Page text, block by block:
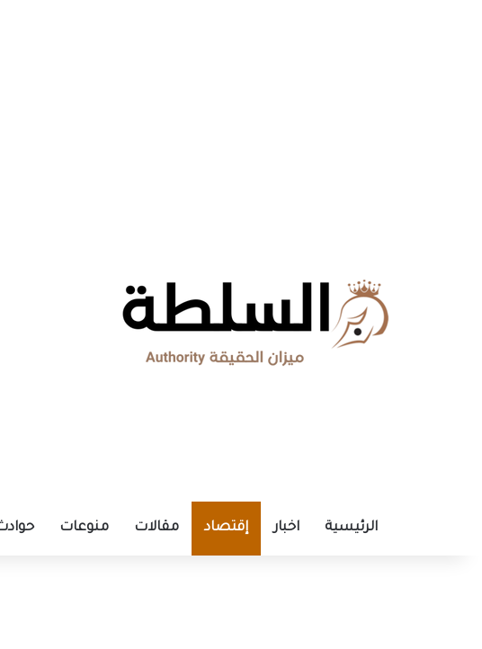
الرئيسية اخبار إقتصاد مقالات منوعات